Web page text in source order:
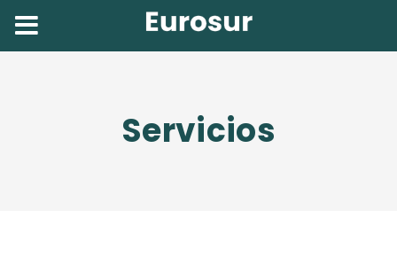
Servicios